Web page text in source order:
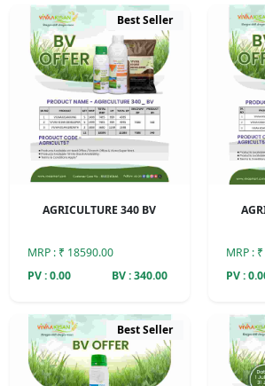
Best Seller
AGRICULTURE 340 BV
MRP : ₹ 18590.00
PV : 0.00
BV : 340.00
MRP :
PV :
Best Seller